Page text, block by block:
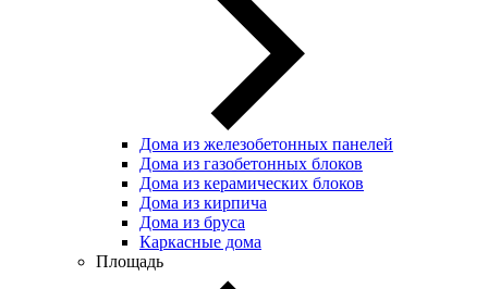
Дома из железобетонных панелей
Дома из газобетонных блоков
Дома из керамических блоков
Дома из кирпича
Дома из бруса
Каркасные дома
Площадь